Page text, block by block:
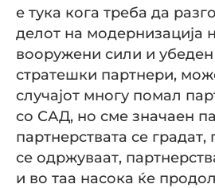
е тука кога треба да
делот на модернизација
вооружени сили и
стратешки партнери,
случајот многу помал
со САД, но сме значаен
партнерствата се градат,
се одржуваат,
и во таа насока ќе